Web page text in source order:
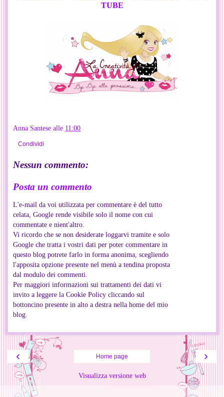
TUBE
Anna Santese alle 11:00
Condividi
Nessun commento:
Posta un commento
L'e-mail da voi utilizzata per commentare è del tutto
celata, Google rende visibile solo il nome con cui
commentate e nient'altro.
Vi ricordo che se non desiderate loggarvi tramite e solo
Google che tratta i vostri dati per poter commentare in
questo blog potrete farlo in forma anonima, scegliendo
l'apposita opzione presente nel menù a tendina proposta
dal modulo dei commenti.
Per maggiori informazioni sui trattamenti dei dati vi
invito a leggere la Cookie Policy cliccando sul
bottoncino presente in alto a destra nella home del mio
blog.
‹ ›
Home page
Visualizza versione web
Informazioni personali